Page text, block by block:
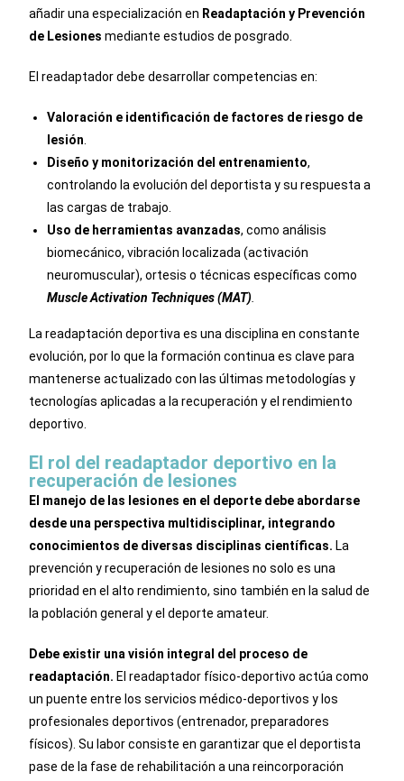
añadir una especialización en Readaptación y Prevención
de Lesiones mediante estudios de posgrado.
El readaptador debe desarrollar competencias en:
Valoración e identificación de factores de riesgo de
lesión.
Diseño y monitorización del entrenamiento,
controlando la evolución del deportista y su respuesta a
las cargas de trabajo.
Uso de herramientas avanzadas, como análisis
biomecánico, vibración localizada (activación
neuromuscular), ortesis o técnicas específicas como
Muscle Activation Techniques (MAT).
La readaptación deportiva es una disciplina en constante
evolución, por lo que la formación continua es clave para
mantenerse actualizado con las últimas metodologías y
tecnologías aplicadas a la recuperación y el rendimiento
deportivo.
El rol del readaptador deportivo en la
recuperación de lesiones
El manejo de las lesiones en el deporte debe abordarse
desde una perspectiva multidisciplinar, integrando
conocimientos de diversas disciplinas científicas. La
prevención y recuperación de lesiones no solo es una
prioridad en el alto rendimiento, sino también en la salud de
la población general y el deporte amateur.
Debe existir una visión integral del proceso de
readaptación. El readaptador físico-deportivo actúa como
un puente entre los servicios médico-deportivos y los
profesionales deportivos (entrenador, preparadores
físicos). Su labor consiste en garantizar que el deportista
pase de la fase de rehabilitación a una reincorporación